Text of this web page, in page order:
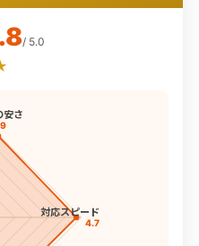
/ 5.0
安さ
対応スピード
4.7